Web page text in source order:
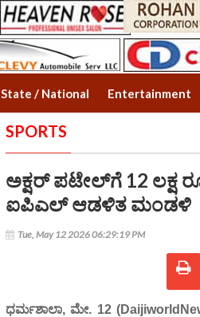
State / National Entertainment
SPORTS
ಅಕ್ಷರ್ ಪಟೇಲ್‌ಗೆ 12 ಲಕ್ಷ
ಐಪಿಎಲ್ ಆಡಳಿತ ಮಂಡಳಿ
Tue, May 12 2026 06:29:19 PM
ಧರ್ಮಶಾಲಾ, ಮೇ. 12